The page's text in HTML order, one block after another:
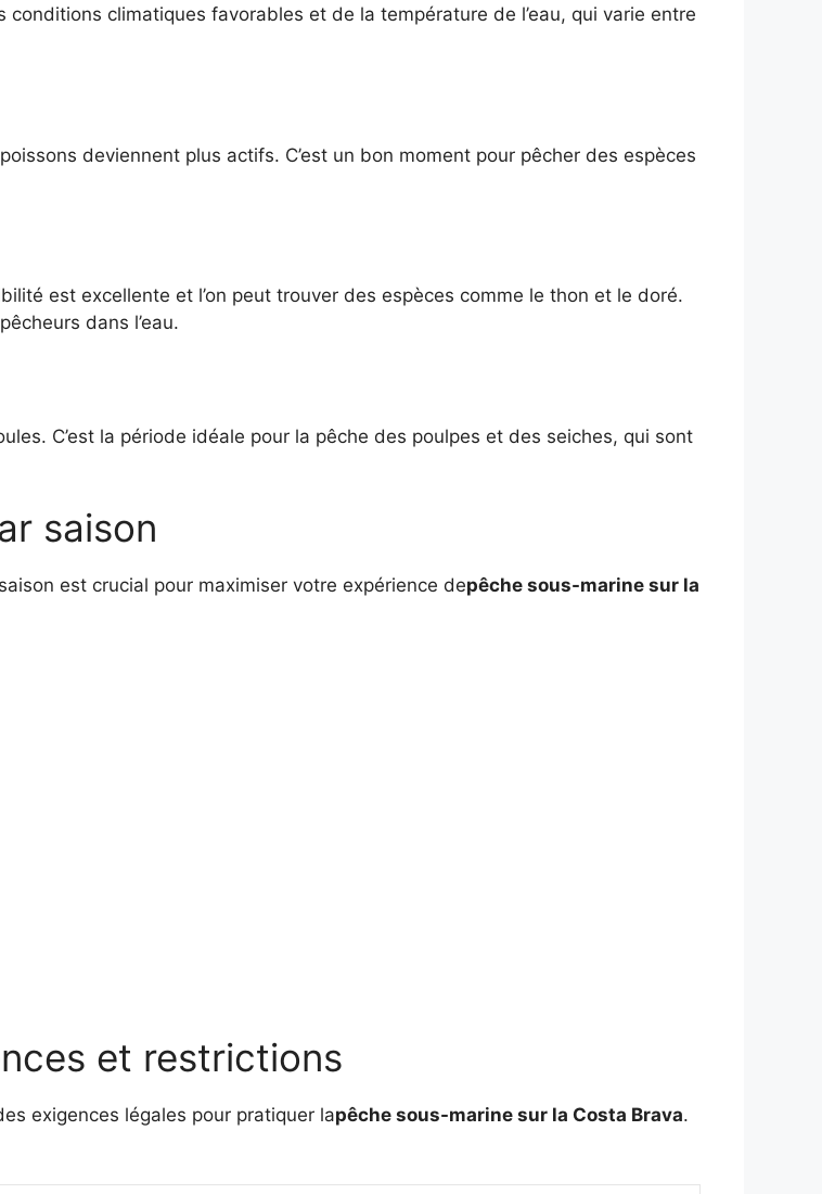
climatiques favorables et de la température de l’eau, qui varie entre
deviennent plus actifs. C’est un bon moment pour pêcher des espèces
est excellente et l’on peut trouver des espèces comme le thon et le doré.
dans l’eau.
C’est la période idéale pour la pêche des poulpes et des seiches, qui sont
saison
est crucial pour maximiser votre expérience depêche sous-marine sur la
et restrictions
exigences légales pour pratiquer lapêche sous-marine sur la Costa Brava.